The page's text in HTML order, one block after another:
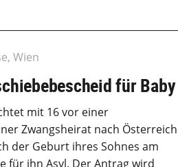
Wien
für Baby
mit 16 vor einer
Zwangsheirat nach Österreich
der Geburt ihres Sohnes am
für ihn Asyl. Der Antrag wird